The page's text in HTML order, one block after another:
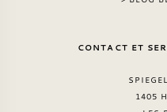
CONTACT ET
1405